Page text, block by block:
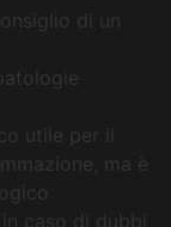
di un
utile per il
ma è
caso di dubbi